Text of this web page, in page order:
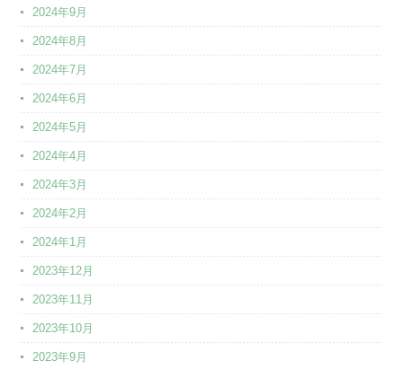
2024年9月
2024年8月
2024年7月
2024年6月
2024年5月
2024年4月
2024年3月
2024年2月
2024年1月
2023年12月
2023年11月
2023年10月
2023年9月